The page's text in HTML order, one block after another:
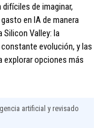
de imaginar,
en IA de manera
Silicon Valley: la
evolución, y las
explorar opciones más
artificial y revisado